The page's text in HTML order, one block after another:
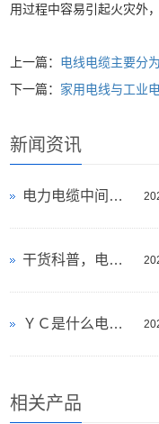
用过程中容易引起火灾外
上一篇： 电线电缆主要分
下一篇： 家用电线与工业
新闻资讯
电力电缆中间接头和终端接头的操作流程
干货科普，电线电缆术语和名词
ＹＣ是什么电缆，了解一下
相关产品